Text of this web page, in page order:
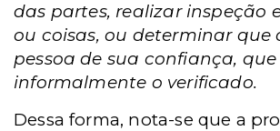
das partes, realizar inspeção
ou coisas, ou determinar que
pessoa de sua confiança,
informalmente o verificado.
Dessa forma, nota-se que a